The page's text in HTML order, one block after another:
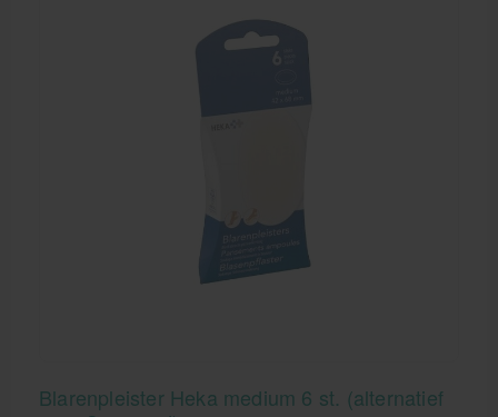
Blarenpleister Heka medium 6 st. (alternatief